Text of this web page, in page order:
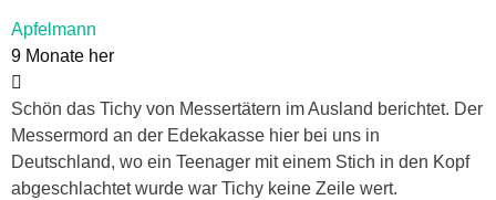
Apfelmann
9 Monate her
Schön das Tichy von Messertätern im Ausland berichtet. Der
Messermord an der Edekakasse hier bei uns in
Deutschland, wo ein Teenager mit einem Stich in den Kopf
abgeschlachtet wurde war Tichy keine Zeile wert.